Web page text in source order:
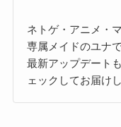
ネトゲ・アニメ・
専属メイドのユナ
最新アップデート
ェックしてお届け